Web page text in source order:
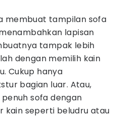
membuat tampilan sofa
lapisan
tampak lebih
dengan memilih kain
Cukup hanya
bagian luar. Atau,
sofa dengan
seperti beludru atau